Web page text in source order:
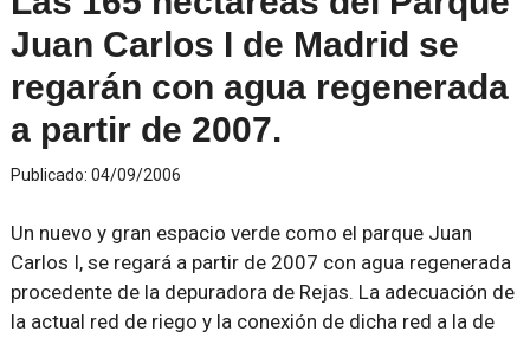
Juan Carlos I de Madrid se
regarán con agua regenerada
a partir de 2007.
Publicado: 04/09/2006
Un nuevo y gran espacio verde como el parque Juan
Carlos I, se regará a partir de 2007 con agua regenerada
procedente de la depuradora de Rejas. La adecuación de
la actual red de riego y la conexión de dicha red a la de